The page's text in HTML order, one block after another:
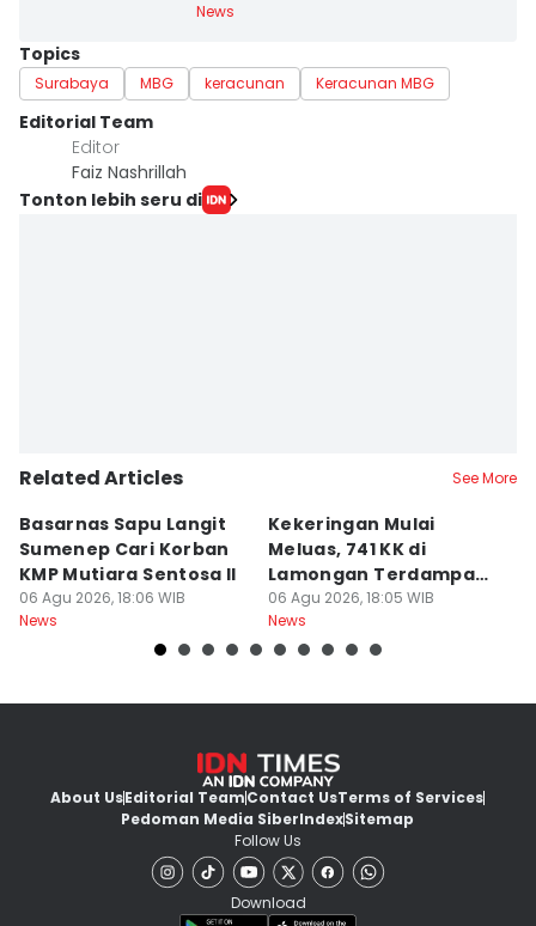
News
Topics
Surabaya MBG keracunan Keracunan MBG
Editorial Team
Editor
Faiz Nashrillah
Tonton lebih seru di
Related Articles See More
Basarnas Sapu Langit
Sumenep Cari Korban
KMP Mutiara Sentosa II
06 Agu 2026, 18:06 WIB
News
Kekeringan Mulai
Meluas, 741 KK di
Lamongan Terdampak
Krisis Air
06 Agu 2026, 18:05 WIB
News
About UsEditorial TeamContact UsTerms of Services
Pedoman Media SiberIndexSitemap
Follow Us
Download